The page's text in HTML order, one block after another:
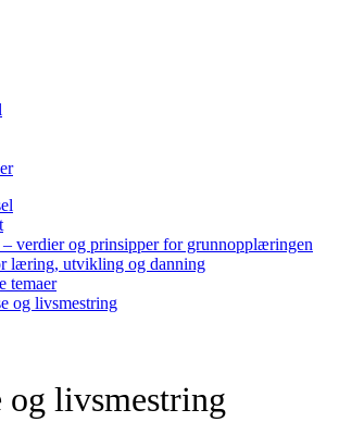
verdier og prinsipper for grunnopplæringen
læring, utvikling og danning
temaer
og livsmestring
og livsmestring